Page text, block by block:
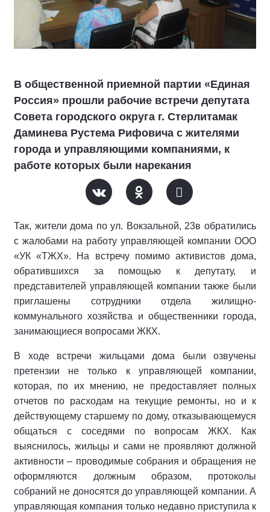
В общественной приемной партии «Единая
Россия» прошли рабочие встречи депутата
Совета городского округа г. Стерлитамак
Даминева Рустема Рифовича с жителями
города и управляющими компаниями, к
работе которых были нарекания
Так, жители дома по ул. Вокзальной, 23в обратились
с жалобами на работу управляющей компании ООО
«УК «ТЖХ». На встречу помимо активистов дома,
обратившихся за помощью к депутату, и
представителей управляющей компании также были
приглашены сотрудники отдела жилищно-
коммунального хозяйства и общественники города,
занимающиеся вопросами ЖКХ.
В ходе встречи жильцами дома были озвучены
претензии не только к управляющей компании,
которая, по их мнению, не предоставляет полных
отчетов по расходам на текущие ремонты, но и к
действующему старшему по дому, отказывающемуся
общаться с соседями по вопросам ЖКХ. Как
выяснилось, жильцы и сами не проявляют должной
активности – проводимые собрания и обращения не
оформляются должным образом, протоколы
собраний не доносятся до управляющей компании. А
управляющая компания только недавно приступила к